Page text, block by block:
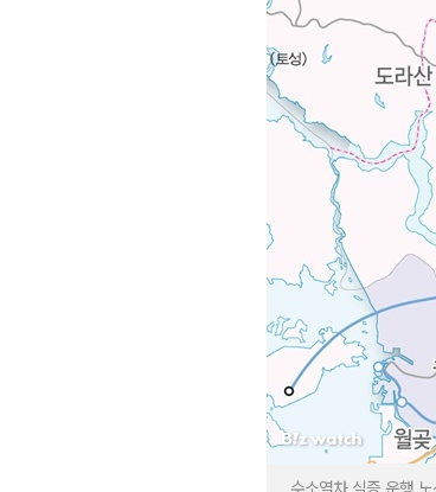
수소열차 실증 운행